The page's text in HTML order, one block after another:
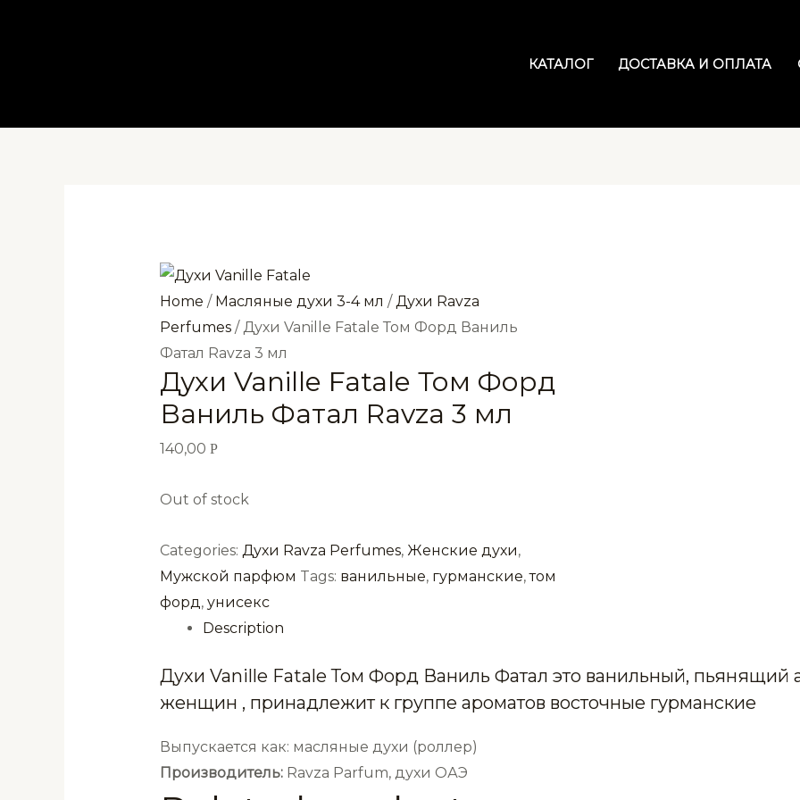
КАТАЛОГ ДОСТАВКА И ОПЛАТА
Home / Масляные духи 3-4 мл / Духи Ravza
Perfumes/ Духи Vanille Fatale Том Форд Ваниль
Фатал Ravza 3 мл
Духи Vanille Fatale Том Форд
Ваниль Фатал Ravza 3 мл
140,00 Р
Out of stock
Categories: Духи Ravza Perfumes, Женские духи,
Мужской парфюм Tags: ванильные, гурманские,том
форд , унисекс
Description
Духи Vanille Fatale Том Форд Ваниль Фатал это ванильный, пьянящий
женщин , принадлежит к группе ароматов восточные гурманские
Выпускается как: масляные духи (роллер)
Производитель:Ravza Parfum, духи ОАЭ